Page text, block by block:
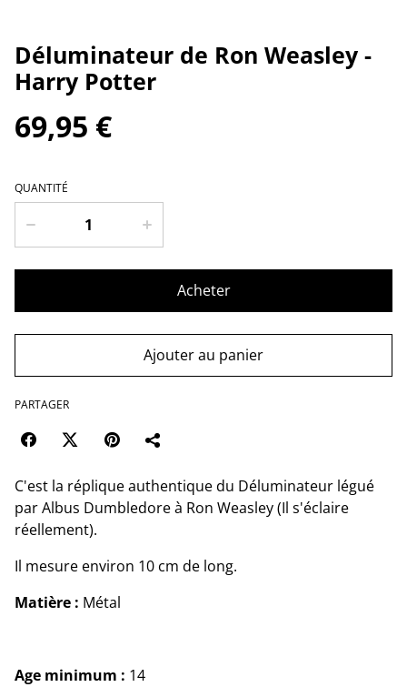
Déluminateur de Ron Weasley -
Harry Potter
69,95 €
QUANTITÉ
Acheter
Ajouter au panier
PARTAGER
C'est la réplique authentique du Déluminateur légué
par Albus Dumbledore à Ron Weasley (Il s'éclaire
réellement).
Il mesure environ 10 cm de long.
Matière : Métal
Age minimum : 14